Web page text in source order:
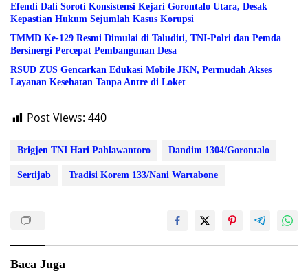
Efendi Dali Soroti Konsistensi Kejari Gorontalo Utara, Desak
Kepastian Hukum Sejumlah Kasus Korupsi
TMMD Ke-129 Resmi Dimulai di Taluditi, TNI-Polri dan Pemda
Bersinergi Percepat Pembangunan Desa
RSUD ZUS Gencarkan Edukasi Mobile JKN, Permudah Akses
Layanan Kesehatan Tanpa Antre di Loket
Post Views: 440
Brigjen TNI Hari Pahlawantoro Dandim 1304/Gorontalo
Sertijab Tradisi Korem 133/Nani Wartabone
Baca Juga